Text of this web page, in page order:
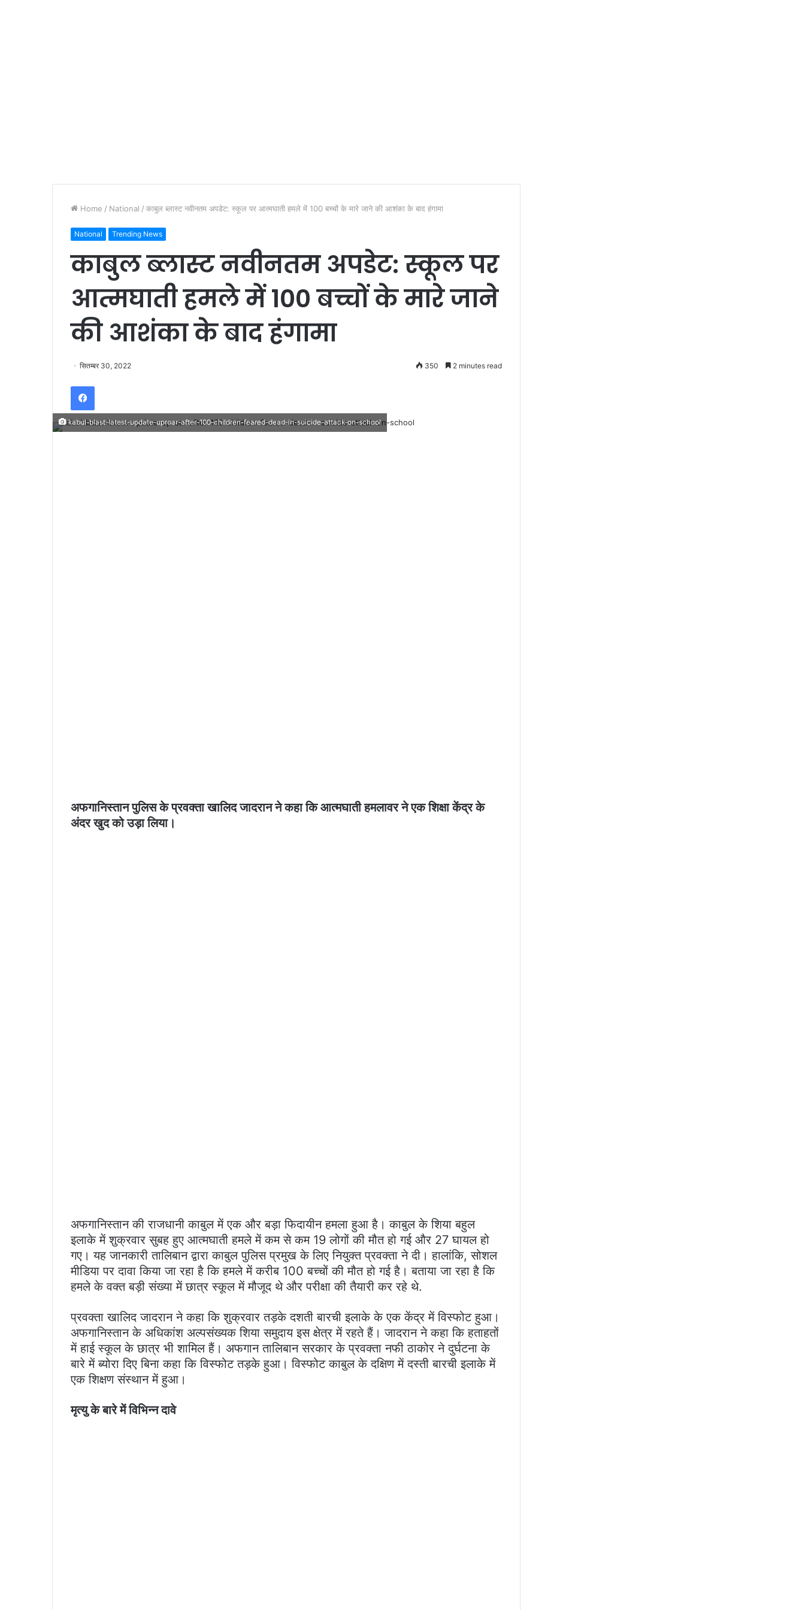
Home / National / काबुल ब्लास्ट नवीनतम अपडेट: स्कूल पर आत्मघाती हमले में 100 बच्चों के मारे जाने की आशंका के बाद हंगामा
National Trending News
काबुल ब्लास्ट नवीनतम अपडेट: स्कूल पर
आत्मघाती हमले में 100 बच्चों के मारे जाने
की आशंका के बाद हंगामा
सितम्बर 30, 2022 350 2 minutes read
kabul-blast-latest-update-uproar-after-100-children-feared-dead-in-suicide-attack-on-school
अफगानिस्तान पुलिस के प्रवक्ता खालिद जादरान ने कहा कि आत्मघाती हमलावर ने एक शिक्षा केंद्र के
अंदर खुद को उड़ा लिया।
अफगानिस्तान की राजधानी काबुल में एक और बड़ा फिदायीन हमला हुआ है। काबुल के शिया बहुल
इलाके में शुक्रवार सुबह हुए आत्मघाती हमले में कम से कम 19 लोगों की मौत हो गई और 27 घायल हो
गए। यह जानकारी तालिबान द्वारा काबुल पुलिस प्रमुख के लिए नियुक्त प्रवक्ता ने दी। हालांकि, सोशल
मीडिया पर दावा किया जा रहा है कि हमले में करीब 100 बच्चों की मौत हो गई है। बताया जा रहा है कि
हमले के वक्त बड़ी संख्या में छात्र स्कूल में मौजूद थे और परीक्षा की तैयारी कर रहे थे.
प्रवक्ता खालिद जादरान ने कहा कि शुक्रवार तड़के दशती बारची इलाके के एक केंद्र में विस्फोट हुआ।
अफगानिस्तान के अधिकांश अल्पसंख्यक शिया समुदाय इस क्षेत्र में रहते हैं। जादरान ने कहा कि हताहतों
में हाई स्कूल के छात्र भी शामिल हैं। अफगान तालिबान सरकार के प्रवक्ता नफी ठाकोर ने दुर्घटना के
बारे में ब्योरा दिए बिना कहा कि विस्फोट तड़के हुआ। विस्फोट काबुल के दक्षिण में दस्ती बारची इलाके में
एक शिक्षण संस्थान में हुआ।
मृत्यु के बारे में विभिन्न दावे